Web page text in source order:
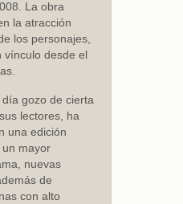
La obra
la atracción
los personajes,
desde el
gozo de cierta
lectores, ha
una edición
un mayor
nuevas
de
con alto